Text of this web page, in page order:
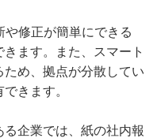
修正が簡単にできる
ます。また、スマート
め、拠点が分散してい
きます。
企業では、紙の社内報